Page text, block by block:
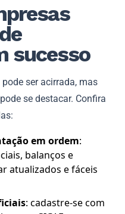
sucesso
ser acirrada, mas
se destacar. Confira
em ordem:
balanços e
atualizados e fáceis
: cadastre-se com